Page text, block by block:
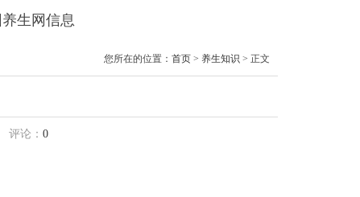
生网信息
您所在的位置： 首页 > 养生知识 > 正文
论： 0